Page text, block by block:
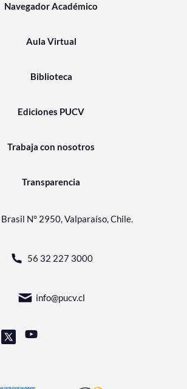
Navegador Académico
Aula Virtual
Biblioteca
Ediciones PUCV
Trabaja con nosotros
Transparencia
Brasil N° 2950, Valparaíso, Chile.
56 32 227 3000
info@pucv.cl